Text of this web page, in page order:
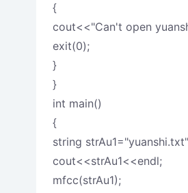
{
cout<<"Can't open
exit(0);
}
}
int main()
{
string
cout<<strAu1<<endl;
mfcc(strAu1);